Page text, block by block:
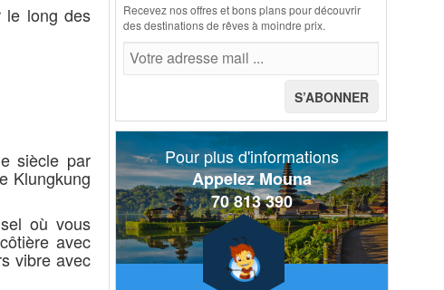
le long des
siècle par
Klungkung
où vous
avec
vibre avec
Recevez nos offres et bons plans pour découvrir
des destinations de rêves à moindre prix.
Pour plus d'informations
Appelez Mouna
70 813 390